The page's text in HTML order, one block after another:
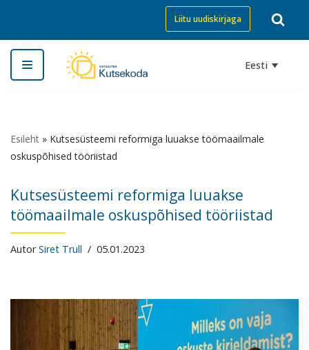
Skip
to
content
Liitu uudiskirjaga
Eesti
Esileht » Kutsesüsteemi reformiga luuakse töömaailmale
oskuspõhised tööriistad
Kutsesüsteemi reformiga luuakse
töömaailmale oskuspõhised tööriistad
AutorSiret Trull 05.01.2023